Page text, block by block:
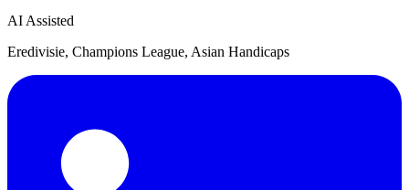
AI Assisted
Eredivisie, Champions League, Asian Handicaps